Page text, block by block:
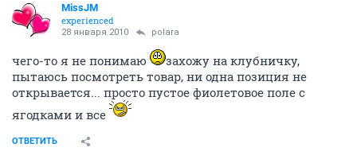
MissJM
experienced
28 января 2010 polara
чего-то я не понимаю
захожу на клубничку,
пытаюсь посмотреть товар, ни одна позиция не
открывается... просто пустое фиолетовое поле с
ягодками и все
ОТВЕТИТЬ